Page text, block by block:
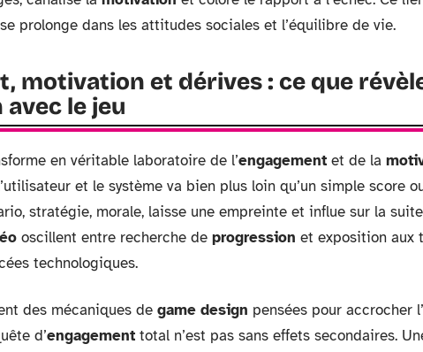
prolonge dans les attitudes sociales et l’équilibre de vie.
motivation et dérives : ce que
le jeu
en véritable laboratoire de l’engagement et de la
et le système va bien plus loin qu’un simple score
stratégie, morale, laisse une empreinte et influe sur la
oscillent entre recherche de progression et exposition aux
technologiques.
des mécaniques de game design pensées pour accrocher
d’engagement total n’est pas sans effets secondaires.